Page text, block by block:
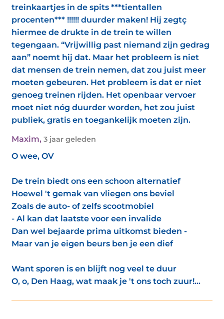
treinkaartjes in de spits ***tientallen
procenten*** !!!!!! duurder maken! Hij zegtç
hiermee de drukte in de trein te willen
tegengaan. “Vrijwillig past niemand zijn gedrag
aan” noemt hij dat. Maar het probleem is niet
dat mensen de trein nemen, dat zou juist meer
moeten gebeuren. Het probleem is dat er niet
genoeg treinen rijden. Het openbaar vervoer
moet niet nóg duurder worden, het zou juist
publiek, gratis en toegankelijk moeten zijn.
Maxim, 3 jaar geleden
O wee, OV
De trein biedt ons een schoon alternatief
Hoewel 't gemak van vliegen ons beviel
Zoals de auto- of zelfs scootmobiel
- Al kan dat laatste voor een invalide
Dan wel bejaarde prima uitkomst bieden -
Maar van je eigen beurs ben je een dief
Want sporen is en blijft nog veel te duur
O, o, Den Haag, wat maak je 't ons toch zuur!...